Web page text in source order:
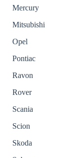
Mercury
Mitsubishi
Opel
Pontiac
Ravon
Rover
Scania
Scion
Skoda